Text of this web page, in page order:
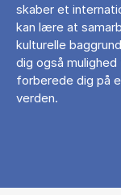
skaber et
kan lære at
kulturelle
dig også
forberede dig på
verden.